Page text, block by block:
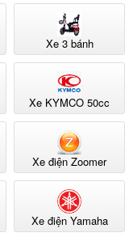
Xe 3 bánh
Xe KYMCO 50cc
Xe điện Zoomer
Xe điện Yamaha